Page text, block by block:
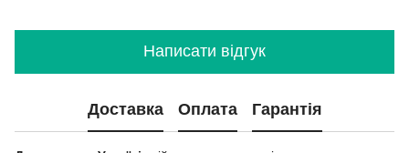
Написати відгук
Доставка Оплата Гарантія